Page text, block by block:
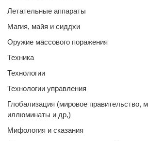
Летательные аппараты
Магия, майя и сиддхи
Оружие массового поражения
Техника
Технологии
Технологии управления
Глобализация (мировое правительство,
иллюминаты и др,)
Мифология и сказания